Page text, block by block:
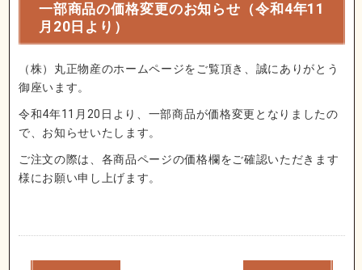
一部商品の価格変更のお知らせ（令和4年11
月20日より）
（株）丸正物産のホームページをご覧頂き、誠にありがとう
御座います。
令和4年11月20日より、一部商品が価格変更となりましたの
で、お知らせいたします。
ご注文の際は、各商品ページの価格欄をご確認いただきます
様にお願い申し上げます。